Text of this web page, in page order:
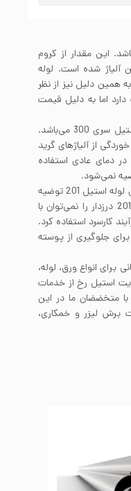
خود می‌باشد. این مقدار از کروم
آلیاژ شده است. لوله
کمتری دارد. به همین دلیل نیز از نظر
است. استیل 201 بسیار به استیل 301 شباهت دارد اما به دلیل قیمت
لوله استیل 201 شکل پذیری خوبی دارد و شکل پذیری آن نیز مانند استیل سری 300 می‌باشد.
اما مقاومت آن به خوردگی از آلیاژهای گرید
داخلی در دمای عادی استفاده
لوله استیل 201 توانایی جوشکاری به تمام روش‌ها را دارد. برای جوشکاری لوله استیل 201 توضیه
می‌شود از گاز نیتروژن به عنوان گاز محافظ استفاده شود. لوله استیل 201 درزدار را نمی‌توان با
کارسرد استفاده کرد.
آنیل کرد. برای جلوگیری از پوسته
برای انواع ورق، لوله،
استیل رخ از خدمات
متخضضان ما در این
برش لیزر و خمکاری،